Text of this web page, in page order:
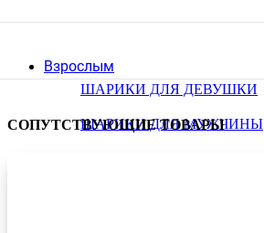
Взрослым
ШАРИКИ ДЛЯ ДЕВУШКИ
ШАРИКИ ДЛЯ МУЖЧИНЫ
СОПУТСТВУЮЩИЕ ТОВАРЫ